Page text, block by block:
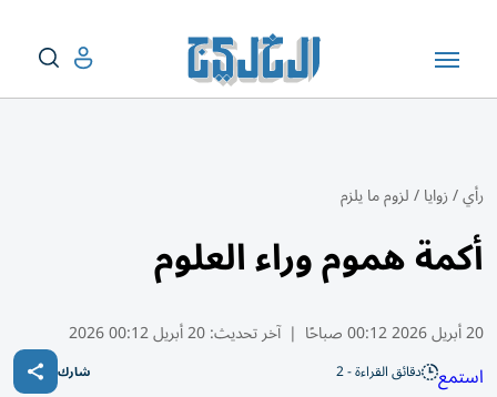
رأي/زوايا/لزوم ما يلزم
أكمة هموم وراء العلوم
20 أبريل 2026 00:12 صباحًا | آخر تحديث:20 أبريل 00:12 2026
استمع دقائق القراءة - 2 شارك